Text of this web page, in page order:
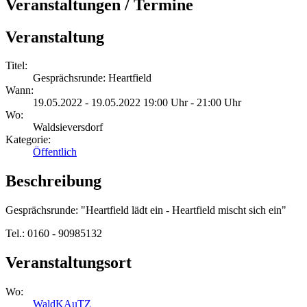
Veranstaltungen / Termine
Veranstaltung
Titel:
Gesprächsrunde: Heartfield
Wann:
19.05.2022 - 19.05.2022 19:00 Uhr - 21:00 Uhr
Wo:
Waldsieversdorf
Kategorie:
Öffentlich
Beschreibung
Gesprächsrunde: "Heartfield lädt ein - Heartfield mischt sich ein"
Tel.: 0160 - 90985132
Veranstaltungsort
Wo:
WaldKAuTZ